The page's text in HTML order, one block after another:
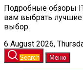
Подробные обзоры
вам выбрать лучшие
выбор.
6 August 2026,
Search Меню